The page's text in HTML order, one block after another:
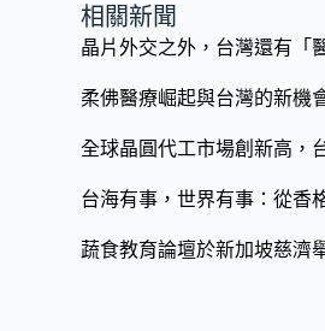
o
o
相關新聞
晶片外交之外，台灣還有「
柔佛醫療崛起與台灣的新機
全球晶圓代工市場創新高，
台海有事，世界有事：從香
蔬食教育論壇於新加坡慈濟